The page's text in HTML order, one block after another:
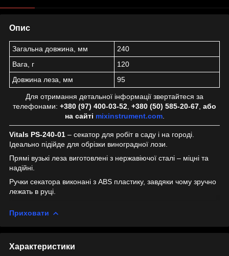
Опис
Загальна довжина, мм
240
Вага, г
120
Довжина леза, мм
95
Для отримання детальної інформації звертайтеся за
телефонами: +380 (97) 400-03-52 +380 (50) 585-20-67 або
на сайті mixinstrument.com.
Vitals PS-240-01 – секатор для робіт в саду і на городі.
Ідеально підійде для обрізки виноградної лози.
Прямі вузькі леза виготовлені з нержавіючої сталі – міцні та
надійні.
Ручки секатора виконані з ABS пластику, завдяки чому зручно
лежать в руці.
Приховати
Характеристики